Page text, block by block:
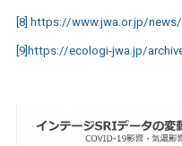
[8] https://www.jwa.or.jp/
[9]https://ecologi-jwa.jp/